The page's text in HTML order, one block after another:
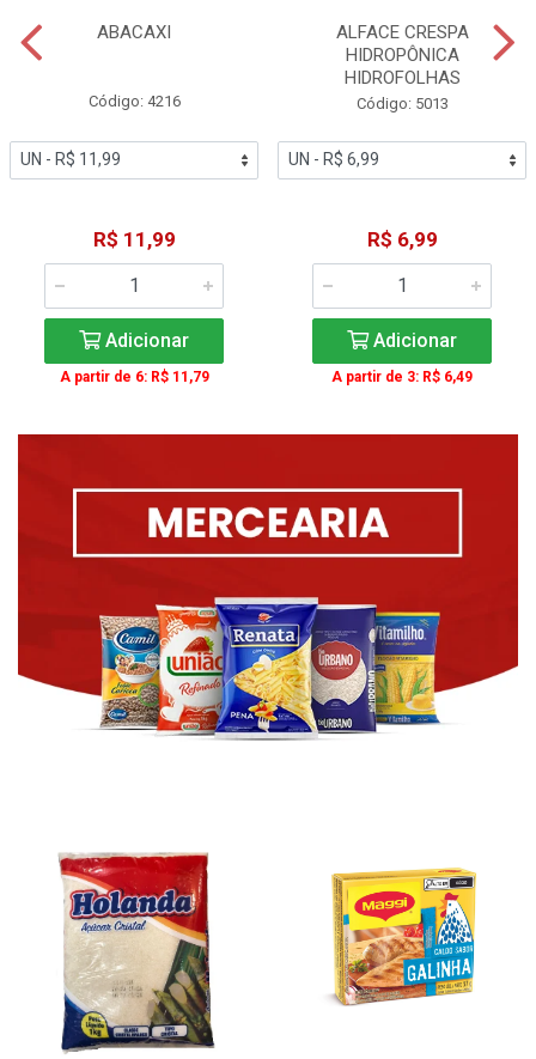
ABACAXI
Código: 4216
R$ 11,99
Adicionar
A partir de 6: R$ 11,79
ALFACE CRESPA
HIDROPÔNICA
HIDROFOLHAS
Código: 5013
R$ 6,99
Adicionar
A partir de 3: R$ 6,49